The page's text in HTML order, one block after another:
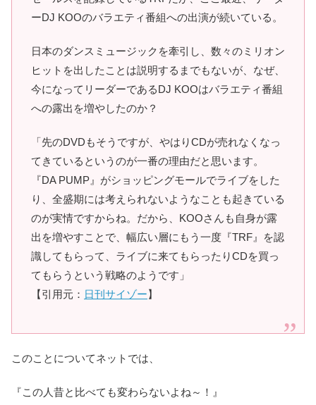
ーDJ KOOのバラエティ番組への出演が続いている。
日本のダンスミュージックを牽引し、数々のミリオン
ヒットを出したことは説明するまでもないが、なぜ、
今になってリーダーであるDJ KOOはバラエティ番組
への露出を増やしたのか？
「先のDVDもそうですが、やはりCDが売れなくなっ
てきているというのが一番の理由だと思います。
『DA PUMP』がショッピングモールでライブをした
り、全盛期には考えられないようなことも起きている
のが実情ですからね。だから、KOOさんも自身が露
出を増やすことで、幅広い層にもう一度『TRF』を認
識してもらって、ライブに来てもらったりCDを買っ
てもらうという戦略のようです」
【引用元： 日刊サイゾー】
このことについてネットでは、
『この人昔と比べても変わらないよね～！』